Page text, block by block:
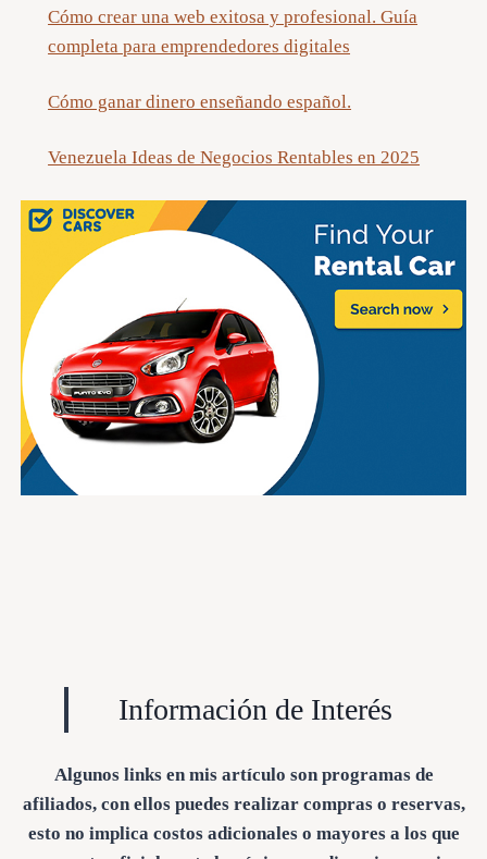
Cómo crear una web exitosa y profesional. Guía
completa para emprendedores digitales
Cómo ganar dinero enseñando español.
Venezuela Ideas de Negocios Rentables en 2025
Información de Interés
Algunos links en mis artículo son programas de
afiliados, con ellos puedes realizar compras o reservas,
esto no implica costos adicionales o mayores a los que